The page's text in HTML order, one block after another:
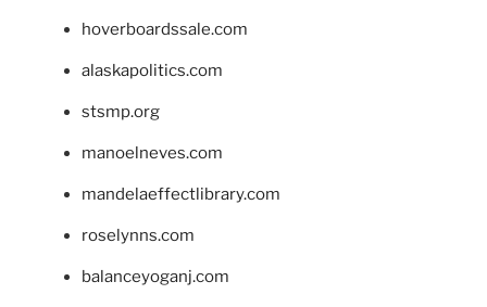
hoverboardssale.com
alaskapolitics.com
stsmp.org
manoelneves.com
mandelaeffectlibrary.com
roselynns.com
balanceyoganj.com